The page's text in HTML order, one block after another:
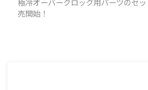
売開始！